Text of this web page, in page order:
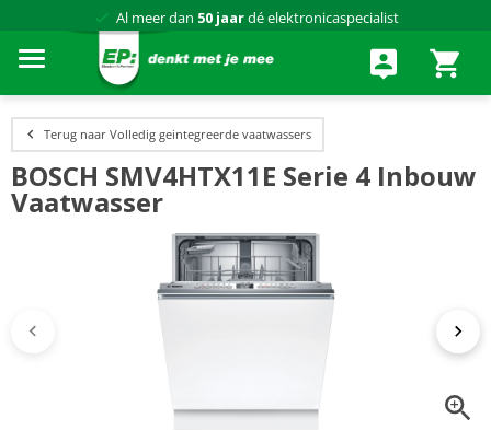
Al meer dan 50 jaardé elektronicaspecialist
Terug naar Volledig geintegreerde vaatwassers
BOSCH SMV4HTX11E Serie 4 Inbouw
Vaatwasser